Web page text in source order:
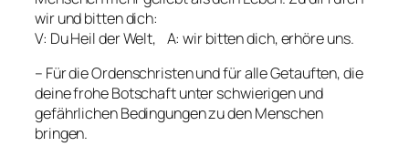
wir und bitten dich:
V: Du Heil der Welt, A: wir bitten dich, erhöre uns.
– Für die Ordenschristen und für alle Getauften, die
deine frohe Botschaft unter schwierigen und
gefährlichen Bedingungen zu den Menschen
bringen.